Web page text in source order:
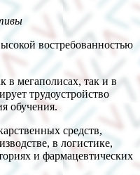
востребованностью
в мегаполисах, так и в
трудоустройство
обучения.
средств,
в логистике,
и фармацевтических